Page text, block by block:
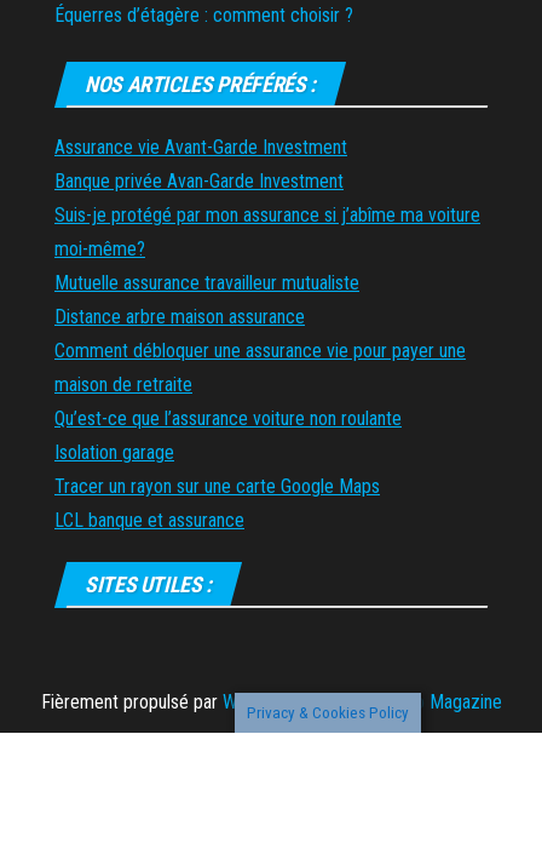
Équerres d’étagère : comment choisir ?
NOS ARTICLES PRÉFÉRÉS :
Assurance vie Avant-Garde Investment
Banque privée Avan-Garde Investment
Suis-je protégé par mon assurance si j’abîme ma voiture
moi-même?
Mutuelle assurance travailleur mutualiste
Distance arbre maison assurance
Comment débloquer une assurance vie pour payer une
maison de retraite
Qu’est-ce que l’assurance voiture non roulante
Isolation garage
Tracer un rayon sur une carte Google Maps
LCL banque et assurance
SITES UTILES :
Fièrement propulsé par WordPress | Thème : Envo Magazine
Privacy & Cookies Policy